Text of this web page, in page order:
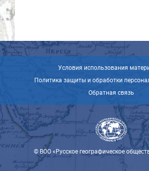
Условия использования
Политика защиты и обработки
Обратная связь
© ВОО «Русское географическое